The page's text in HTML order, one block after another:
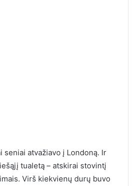
seniai atvažiavo į Londoną. Ir
tualetą – atskirai stovintį
Virš kiekvienų durų buvo